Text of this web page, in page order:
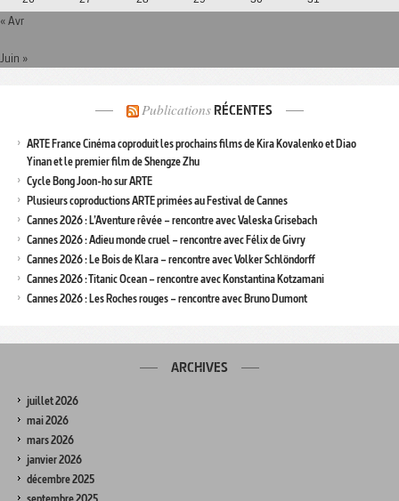
« Avr
Juin »
Publications RÉCENTES
ARTE France Cinéma coproduit les prochains films de Kira Kovalenko et Diao
Yinan et le premier film de Shengze Zhu
Cycle Bong Joon-ho sur ARTE
Plusieurs coproductions ARTE primées au Festival de Cannes
Cannes 2026 : L’Aventure rêvée – rencontre avec Valeska Grisebach
Cannes 2026 : Adieu monde cruel – rencontre avec Félix de Givry
Cannes 2026 : Le Bois de Klara – rencontre avec Volker Schlöndorff
Cannes 2026 : Titanic Ocean – rencontre avec Konstantina Kotzamani
Cannes 2026 : Les Roches rouges – rencontre avec Bruno Dumont
ARCHIVES
juillet 2026
mai 2026
mars 2026
janvier 2026
décembre 2025